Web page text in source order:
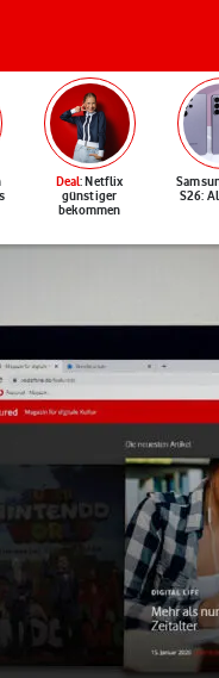
Deal: Netflix
günstiger
bekommen
S26: